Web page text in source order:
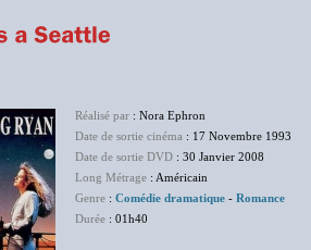
Réalisé par : Nora Ephron
Date de sortie cinéma : 17 Novembre 1993
Date de sortie DVD : 30 Janvier 2008
Long Métrage : Américain
Genre : Comédie dramatique - Romance
Durée : 01h40